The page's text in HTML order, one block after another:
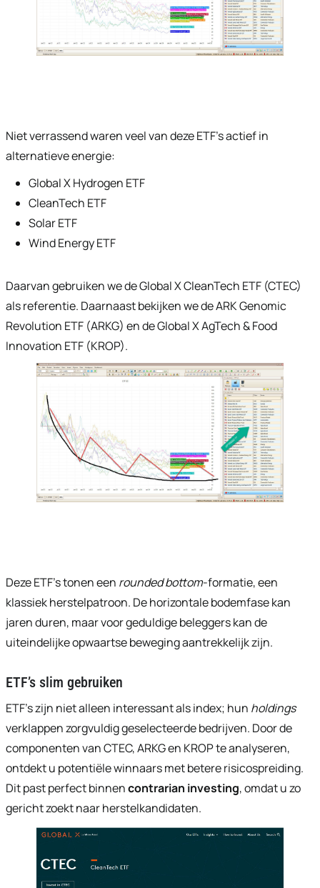
Niet verrassend waren veel van deze ETF’s actief in
alternatieve energie:
Global X Hydrogen ETF
CleanTech ETF
Solar ETF
Wind Energy ETF
Daarvan gebruiken we de Global X CleanTech ETF (CTEC)
als referentie. Daarnaast bekijken we de ARK Genomic
Revolution ETF (ARKG) en de Global X AgTech & Food
Innovation ETF (KROP).
Deze ETF’s tonen een rounded bottom-formatie, een
klassiek herstelpatroon. De horizontale bodemfase kan
jaren duren, maar voor geduldige beleggers kan de
uiteindelijke opwaartse beweging aantrekkelijk zijn.
ETF’s slim gebruiken
ETF’s zijn niet alleen interessant als index; hun holdings
verklappen zorgvuldig geselecteerde bedrijven. Door de
componenten van CTEC, ARKG en KROP te analyseren,
ontdekt u potentiële winnaars met betere risicospreiding.
Dit past perfect binnencontrarian investing, omdat u zo
gericht zoekt naar herstelkandidaten.